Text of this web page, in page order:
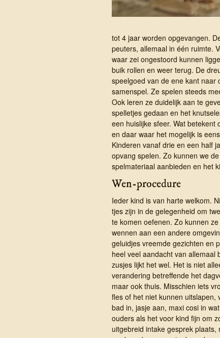
tot 4 jaar worden opgevangen.
peuters, allemaal in één ruimte.
waar zei ongestoord kunnen
buik rollen en weer terug. De
speelgoed van de ene kant naar
samenspel. Ze spelen steeds
Ook leren ze duidelijk aan te
spelletjes gedaan en het
een huislijke sfeer. Wat
en daar waar het mogelijk is
Kinderen vanaf drie en een half
opvang spelen. Zo kunnen we
spelmateriaal aanbieden en het
Wen-procedure
Ieder kind is van harte welkom.
tjes zijn in de ge­legen­heid om
te komen oefenen. Zo kunnen
wennen aan een andere
geluidjes vreemde gezichten en
heel veel aandacht van allemaal
zusjes lijkt het wel. Het is niet
verandering betreffende het
maar ook thuis. Misschien iets
fles of het niet kunnen uitslapen,
bad in, jasje aan, maxi cosi in
ouders als het voor kind fijn om
uitgebreid intake gesprek